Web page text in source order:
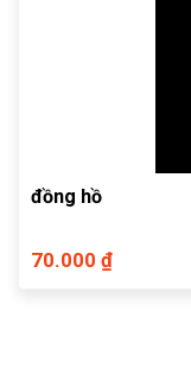
đồng hồ
70.000 ₫